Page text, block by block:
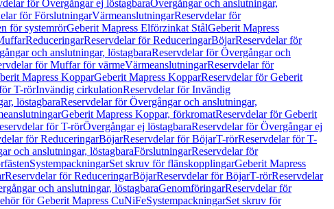
för Övergångar ej löstagbaraÖvergångar och anslutningar,
för FörslutningarVärmeanslutningarReservdelar för
för systemrörGeberit Mapress Elförzinkat StålGeberit Mapress
ReduceringarReservdelar för ReduceringarBöjarReservdelar för
och anslutningar, löstagbaraReservdelar för Övergångar och
för Muffar för värmeVärmeanslutningarReservdelar för
Mapress KopparGeberit Mapress KopparReservdelar för Geberit
T-rörInvändig cirkulationReservdelar för Invändig
löstagbaraReservdelar för Övergångar och anslutningar,
Geberit Mapress Koppar, förkromatReservdelar för Geberit
för T-rörÖvergångar ej löstagbaraReservdelar för Övergångar ej
för ReduceringarBöjarReservdelar för BöjarT-rörReservdelar för T-
och anslutningar, löstagbaraFörslutningarReservdelar för
SystempackningarSet skruv för flänskopplingarGeberit Mapress
Reservdelar för ReduceringarBöjarReservdelar för BöjarT-rörReservdelar
och anslutningar, löstagbaraGenomföringarReservdelar för
för Geberit Mapress CuNiFeSystempackningarSet skruv för